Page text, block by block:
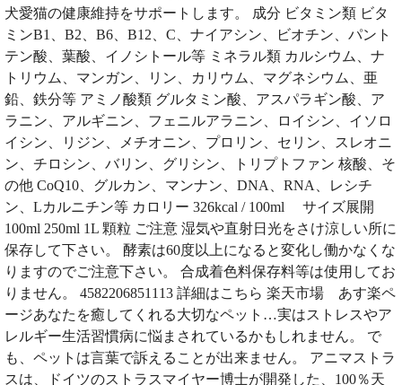
犬愛猫の健康維持をサポートします。 成分 ビタミン類 ビタ
ミンB1、B2、B6、B12、C、ナイアシン、ビオチン、パント
テン酸、葉酸、イノシトール等 ミネラル類 カルシウム、ナ
トリウム、マンガン、リン、カリウム、マグネシウム、亜
鉛、鉄分等 アミノ酸類 グルタミン酸、アスパラギン酸、ア
ラニン、アルギニン、フェニルアラニン、ロイシン、イソロ
イシン、リジン、メチオニン、プロリン、セリン、スレオニ
ン、チロシン、バリン、グリシン、トリプトファン 核酸、そ
の他 CoQ10、グルカン、マンナン、DNA、RNA、レシチ
ン、Lカルニチン等 カロリー 326kcal / 100ml サイズ展開
100ml 250ml 1L 顆粒 ご注意 湿気や直射日光をさけ涼しい所に
保存して下さい。 酵素は60度以上になると変化し働かなくな
りますのでご注意下さい。 合成着色料保存料等は使用してお
りません。 4582206851113 詳細はこちら 楽天市場 あす楽ペ
ージあなたを癒してくれる大切なペット…実はストレスやア
レルギー生活習慣病に悩まされているかもしれません。 で
も、ペットは言葉で訴えることが出来ません。 アニマストラ
スは、ドイツのストラスマイヤー博士が開発した、100％天